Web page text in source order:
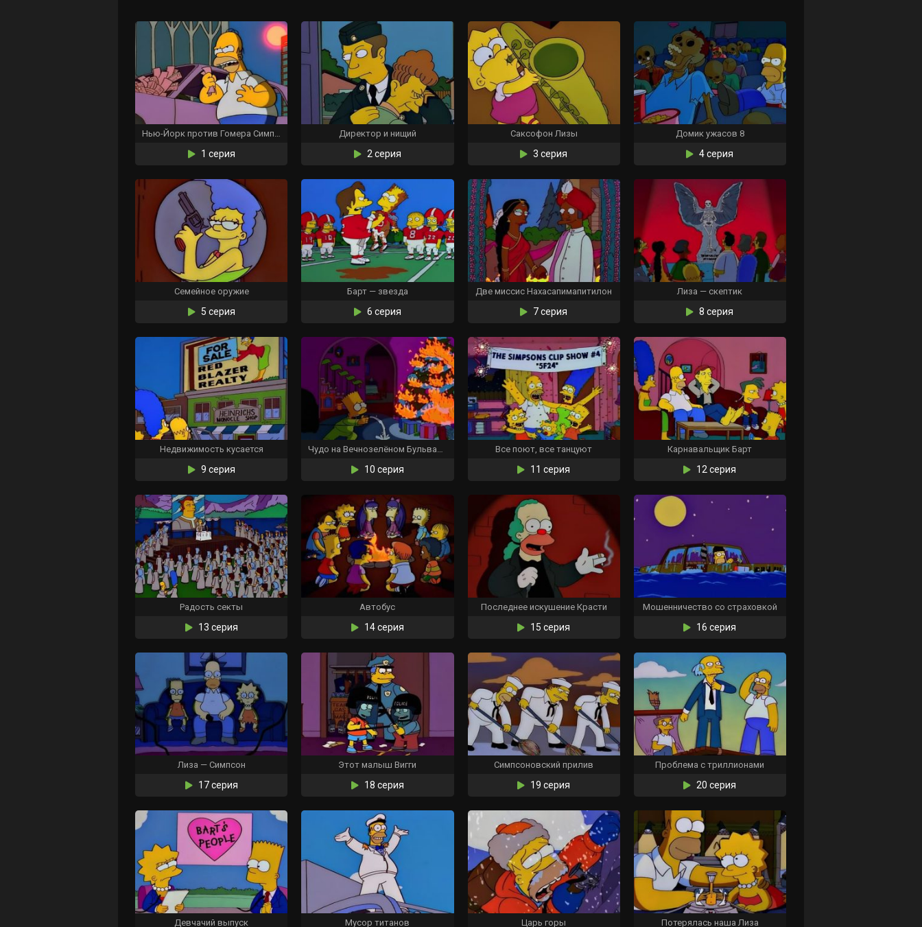
1 серия
Директор и нищий
2 серия
Саксофон Лизы
3 серия
Домик ужасов 8
4 серия
Семейное оружие
5 серия
Барт — звезда
6 серия
Две миссис Нахасапимапитилон
7 серия
Лиза — скептик
8 серия
Недвижимость кусается
9 серия 10 серия
Все поют, все танцуют
11 серия
Карнавальщик Барт
12 серия
Радость секты
13 серия
Автобус
14 серия
Последнее искушение Красти
15 серия
Мошенничество со страховкой
16 серия
Лиза — Симпсон
17 серия
Этот малыш Вигги
18 серия
Симпсоновский прилив
19 серия
Проблема с триллионами
20 серия
Девчачий выпуск Мусор титанов Царь горы Потерялась наша Лиза